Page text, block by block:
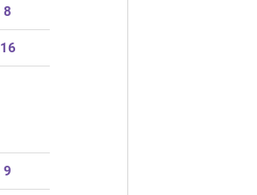
8
16
9